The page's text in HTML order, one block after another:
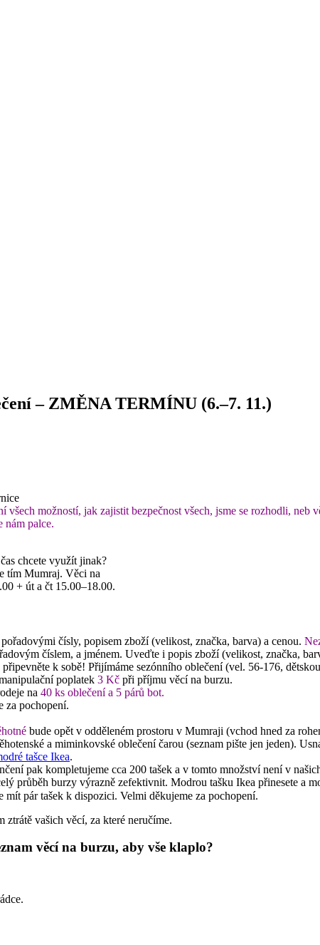
– ZMĚNA TERMÍNU (6.–7. 11.)
všech možností, jak zajistit bezpečnost všech, jsme se rozhodli,
palce.
chcete využít jinak?
tím Mumraj. Věci na
+ út a čt 15.00–18.00.
čísly, popisem zboží (velikost, značka, barva) a cenou.
číslem, a jménem. Uveďte i popis zboží (velikost, značka,
k sobě! Přijímáme sezónního oblečení (vel. 56-176,
poplatek 3 Kč při příjmu věcí na burzu.
na 40 ks oblečení a 5 párů bot.
za pochopení.
bude opět v odděleném prostoru v Mumraji (vchod hned za
a miminkovské oblečení čarou (seznam pište jen jeden).
tašce Ikea.
pak kompletujeme cca 200 tašek a v tomto množství není v
průběh burzy výrazně zefektivnit. Modrou tašku Ikea přinesete a
pár tašek k dispozici. Velmi děkujeme za pochopení.
ztrátě vašich věcí, za které neručíme.
věcí na burzu, aby vše klaplo?